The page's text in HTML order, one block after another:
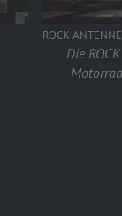
ROCK ANTENNE
Die